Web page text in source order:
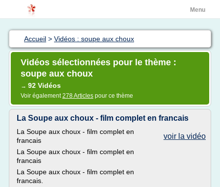
Menu
Accueil > Vidéos : soupe aux choux
Vidéos sélectionnées pour le thème :
soupe aux choux
→ 92 Vidéos
Voir également278 Articles pour ce thème
La Soupe aux choux - film complet en francais
voir la vidéo
La Soupe aux choux - film complet en
francais
La Soupe aux choux - film complet en
francais
La Soupe aux choux - film complet en
francais.